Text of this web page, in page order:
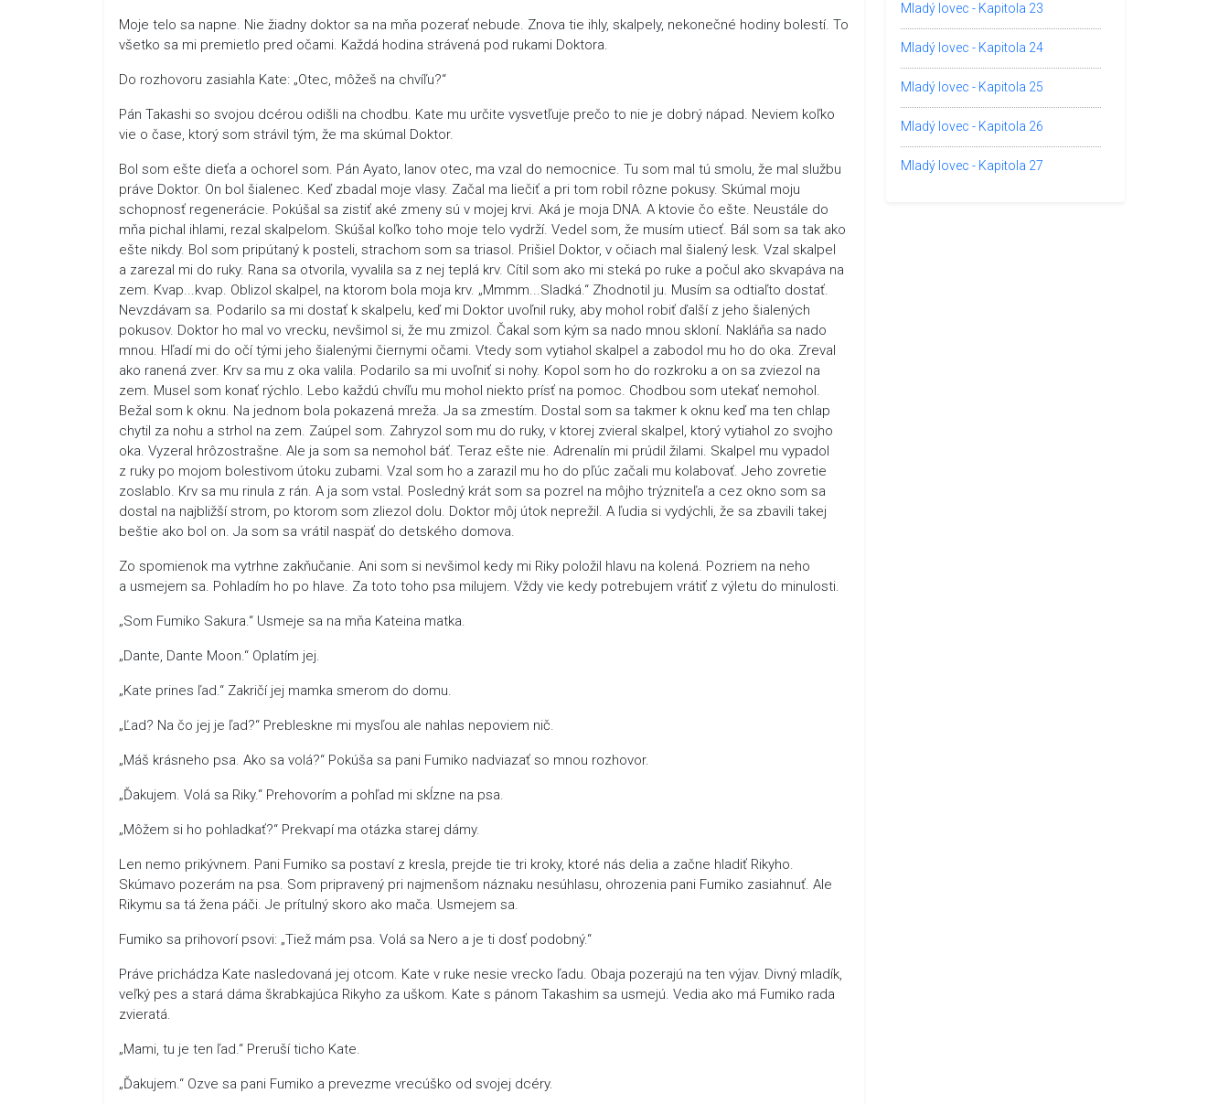
Moje telo sa napne. Nie žiadny doktor sa na mňa pozerať nebude. Znova tie ihly, skalpely, nekonečné hodiny bolestí. To
všetko sa mi premietlo pred očami. Každá hodina strávená pod rukami Doktora.
Do rozhovoru zasiahla Kate: „Otec, môžeš na chvíľu?“
Pán Takashi so svojou dcérou odišli na chodbu. Kate mu určite vysvetľuje prečo to nie je dobrý nápad. Neviem koľko
vie o čase, ktorý som strávil tým, že ma skúmal Doktor.
Bol som ešte dieťa a ochorel som. Pán Ayato, Ianov otec, ma vzal do nemocnice. Tu som mal tú smolu, že mal službu
práve Doktor. On bol šialenec. Keď zbadal moje vlasy. Začal ma liečiť a pri tom robil rôzne pokusy. Skúmal moju
schopnosť regenerácie. Pokúšal sa zistiť aké zmeny sú v mojej krvi. Aká je moja DNA. A ktovie čo ešte. Neustále do
mňa pichal ihlami, rezal skalpelom. Skúšal koľko toho moje telo vydrží. Vedel som, že musím utiecť. Bál som sa tak ako
ešte nikdy. Bol som pripútaný k posteli, strachom som sa triasol. Prišiel Doktor, v očiach mal šialený lesk. Vzal skalpel
a zarezal mi do ruky. Rana sa otvorila, vyvalila sa z nej teplá krv. Cítil som ako mi steká po ruke a počul ako skvapáva na
zem. Kvap...kvap. Oblizol skalpel, na ktorom bola moja krv. „Mmmm...Sladká.“ Zhodnotil ju. Musím sa odtiaľto dostať.
Nevzdávam sa. Podarilo sa mi dostať k skalpelu, keď mi Doktor uvoľnil ruky, aby mohol robiť ďalší z jeho šialených
pokusov. Doktor ho mal vo vrecku, nevšimol si, že mu zmizol. Čakal som kým sa nado mnou skloní. Nakláňa sa nado
mnou. Hľadí mi do očí tými jeho šialenými čiernymi očami. Vtedy som vytiahol skalpel a zabodol mu ho do oka. Zreval
ako ranená zver. Krv sa mu z oka valila. Podarilo sa mi uvoľniť si nohy. Kopol som ho do rozkroku a on sa zviezol na
zem. Musel som konať rýchlo. Lebo každú chvíľu mu mohol niekto prísť na pomoc. Chodbou som utekať nemohol.
Bežal som k oknu. Na jednom bola pokazená mreža. Ja sa zmestím. Dostal som sa takmer k oknu keď ma ten chlap
chytil za nohu a strhol na zem. Zaúpel som. Zahryzol som mu do ruky, v ktorej zvieral skalpel, ktorý vytiahol zo svojho
oka. Vyzeral hrôzostrašne. Ale ja som sa nemohol báť. Teraz ešte nie. Adrenalín mi prúdil žilami. Skalpel mu vypadol
z ruky po mojom bolestivom útoku zubami. Vzal som ho a zarazil mu ho do pľúc začali mu kolabovať. Jeho zovretie
zoslablo. Krv sa mu rinula z rán. A ja som vstal. Posledný krát som sa pozrel na môjho trýzniteľa a cez okno som sa
dostal na najbližší strom, po ktorom som zliezol dolu. Doktor môj útok neprežil. A ľudia si vydýchli, že sa zbavili takej
beštie ako bol on. Ja som sa vrátil naspäť do detského domova.
Zo spomienok ma vytrhne zakňučanie. Ani som si nevšimol kedy mi Riky položil hlavu na kolená. Pozriem na neho
a usmejem sa. Pohladím ho po hlave. Za toto toho psa milujem. Vždy vie kedy potrebujem vrátiť z výletu do minulosti.
„Som Fumiko Sakura.“ Usmeje sa na mňa Kateina matka.
„Dante, Dante Moon.“ Oplatím jej.
„Kate prines ľad.“ Zakričí jej mamka smerom do domu.
„Ľad? Na čo jej je ľad?“ Prebleskne mi mysľou ale nahlas nepoviem nič.
„Máš krásneho psa. Ako sa volá?“ Pokúša sa pani Fumiko nadviazať so mnou rozhovor.
„Ďakujem. Volá sa Riky.“ Prehovorím a pohľad mi skĺzne na psa.
„Môžem si ho pohladkať?“ Prekvapí ma otázka starej dámy.
Len nemo prikývnem. Pani Fumiko sa postaví z kresla, prejde tie tri kroky, ktoré nás delia a začne hladiť Rikyho.
Skúmavo pozerám na psa. Som pripravený pri najmenšom náznaku nesúhlasu, ohrozenia pani Fumiko zasiahnuť. Ale
Rikymu sa tá žena páči. Je prítulný skoro ako mača. Usmejem sa.
Fumiko sa prihovorí psovi: „Tiež mám psa. Volá sa Nero a je ti dosť podobný.“
Práve prichádza Kate nasledovaná jej otcom. Kate v ruke nesie vrecko ľadu. Obaja pozerajú na ten výjav. Divný mladík,
veľký pes a stará dáma škrabkajúca Rikyho za uškom. Kate s pánom Takashim sa usmejú. Vedia ako má Fumiko rada
zvieratá.
„Mami, tu je ten ľad.“ Preruší ticho Kate.
„Ďakujem.“ Ozve sa pani Fumiko a prevezme vrecúško od svojej dcéry.
Mladý lovec - Kapitola 23
Mladý lovec - Kapitola 24
Mladý lovec - Kapitola 25
Mladý lovec - Kapitola 26
Mladý lovec - Kapitola 27